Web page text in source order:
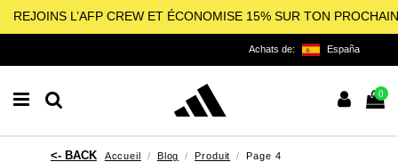
REJOINS L’AFP CREW ET ÉCONOMISE 15% SUR TON
Achats de: España
0
Accueil Blog Produit Page 4